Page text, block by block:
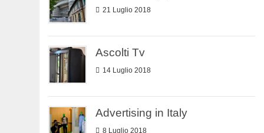
21 Luglio 2018
Ascolti Tv
14 Luglio 2018
Advertising in Italy
8 Luglio 2018